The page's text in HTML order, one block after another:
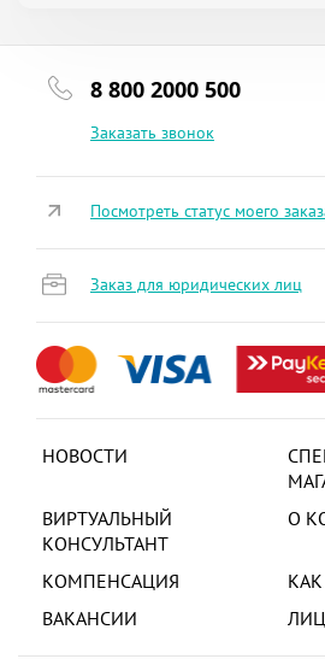
8 800 2000 500
Заказать звонок
НОВОСТИ
ВИРТУАЛЬНЫЙ
КОНСУЛЬТАНТ
О
КОМПЕНСАЦИЯ
ВАКАНСИИ
Посмотреть статус моего
Заказ для юридических лиц